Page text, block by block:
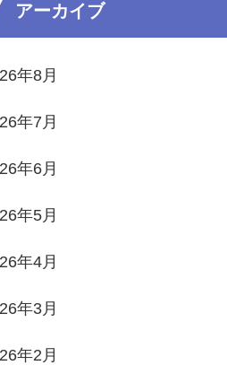
アーカイブ
年8月
年7月
年6月
年5月
年4月
年3月
年2月